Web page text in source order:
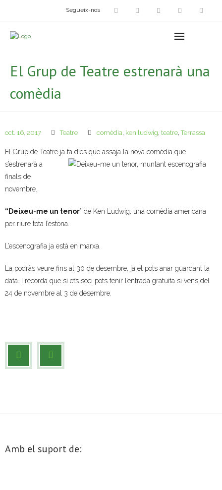
Segueix-nos
- Exposicions
- Fira del Dibuix
Grup Fotogràfic
Cine-Club
Grup de Teatre
- Nova Jazz Cava
- Cor Montserrat
El Grup de Teatre estrenarà una
comèdia
oct. 16, 2017 Teatre comèdia, ken ludwig, teatre,Terrassa
El Grup de Teatre ja fa dies que assaja la nova comèdia que
s’estrenarà a
finals de
novembre.
“Deixeu-me un tenor” de Ken Ludwig, una comèdia americana
per riure tota l’estona.
L’escenografia ja està en marxa.
La podràs veure fins al 30 de desembre, ja et pots anar guardant la
data. I recorda que si ets soci pots tenir l’entrada gratuïta si vens del
24 de novembre al 3 de desembre.
Amb el suport de: